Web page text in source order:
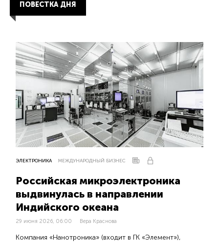
ПОВЕСТКА ДНЯ
ЭЛЕКТРОНИКА МЕЖДУНАРОДНЫЙ БИЗНЕС
Российская микроэлектроника
выдвинулась в направлении
Индийского океана
29 июня 2026, 06:00 Вера Краснова
Компания «Нанотроника» (входит в ГК «Элемент»),